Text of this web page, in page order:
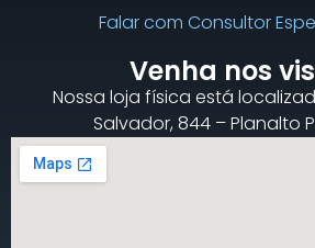
Falar com Consultor
Venha nos
Nossa loja física está
Salvador, 844 – Planalto